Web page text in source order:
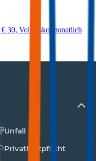
€ 30, Vollkasko monatlich
Unfall
Privathaftpflicht